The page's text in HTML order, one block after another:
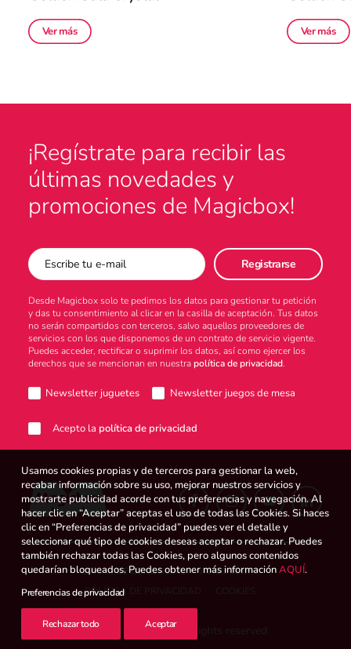
Ver más Ver más
¡Regístrate para recibir las
últimas novedades y
promociones de Magicbox!
Desde Magicbox solo te pedimos los datos para gestionar tu petición
y das tu consentimiento al clicar en la casilla de aceptación. Tus datos
no serán compartidos con terceros, salvo aquellos proveedores de
servicios con los que disponemos de un contrato de servicio vigente.
Puedes acceder, rectificar o suprimir los datos, así como ejercer los
derechos que se mencionan en nuestrapolítica de privacidad.
Newsletter juguetes Newsletter juegos de mesa
Acepto la política de privacidad
© 2026 Magicbox.
CANAL DE DENUNCIAS
AVISO LEGAL
POLÍTICA DE PRIVACIDAD
Usamos cookies propias y de terceros para gestionar la web,
recabar información sobre su uso, mejorar nuestros servicios y
mostrarte publicidad acorde con tus preferencias y navegación. Al
hacer clic en “Aceptar” aceptas el uso de todas las Cookies. Si haces
clic en “Preferencias de privacidad” puedes ver el detalle y
seleccionar qué tipo de cookies deseas aceptar o rechazar. Puedes
también rechazar todas las Cookies, pero algunos contenidos
quedarían bloqueados. Puedes obtener más informaciónAQUÍ.
Preferencias de privacidad
Rechazar todo Aceptar